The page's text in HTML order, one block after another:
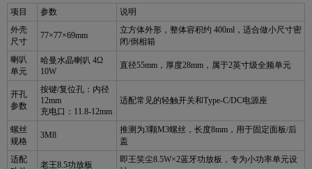
项目 参数
说明
外壳
尺寸
77×77×69mm
立方体外形，整体容积约 400ml，适合做小尺寸密
闭/倒相箱
喇叭
单元
哈曼水晶喇叭 4Ω
10W
直径55mm，厚度28mm，属于2英寸级全频单元
开孔
参数
按键/复位孔：内径
12mm
充电口：11.8-12mm
适配常见的轻触开关和Type-C/DC电源座
螺丝
规格
3M8
推测为3颗M3螺丝，长度8mm，用于固定面板/后
盖
适配
老王8.5功放板
即王笑尘8.5W×2蓝牙功放板，专为小功率单元设